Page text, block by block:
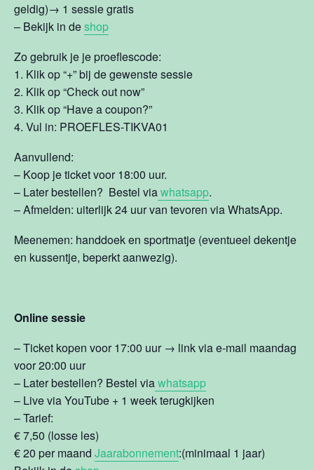
geldig)→ 1 sessie gratis
– Bekijk in deshop
Zo gebruik je je proeflescode:
1. Klik op “+” bij de gewenste sessie
2. Klik op “Check out now”
3. Klik op “Have a coupon?”
4. Vul in: PROEFLES-TIKVA01
Aanvullend:
– Koop je ticket voor 18:00 uur.
– Later bestellen? Bestel viawhatsapp.
– Afmelden: uiterlijk 24 uur van tevoren via WhatsApp.
Meenemen: handdoek en sportmatje (eventueel dekentje
en kussentje, beperkt aanwezig).
Online sessie
– Ticket kopen voor 17:00 uur → link via e-mail maandag
voor 20:00 uur
– Later bestellen? Bestel viawhatsapp
– Live via YouTube + 1 week terugkijken
– Tarief:
€ 7,50 (losse les)
€ 20 per maand Jaarabonnement:(minimaal 1 jaar)